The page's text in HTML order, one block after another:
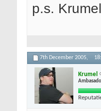
p.s.
7th December 2005,
Krumel